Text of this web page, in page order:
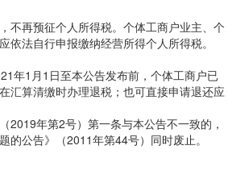
不再预征个人所得税。个体工商户业主、个
法自行申报缴纳经营所得个人所得税。
年1月1日至本公告发布前，个体工商户已
汇算清缴时办理退税；也可直接申请退还应
2019年第2号）第一条与本公告不一致的，
公告》（2011年第44号）同时废止。